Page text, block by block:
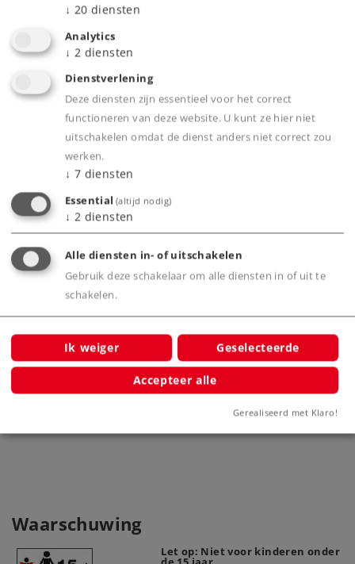
Product
Productinfo
Bijbehorende producten
+ T3
Uitbreidingsset E met handwissels
8190
Waarschuwing
Let op: Niet voor kinderen onder
↓ 20 diensten
Analytics
↓ 2 diensten
Dienstverlening
Deze diensten zijn essentieel voor het correct
functioneren van deze website. U kunt ze hier niet
uitschakelen omdat de dienst anders niet correct zou
werken.
↓ 7 diensten
Essential (altijd nodig)
↓ 2 diensten
Alle diensten in- of uitschakelen
Gebruik deze schakelaar om alle diensten in of uit te
schakelen.
Ik weiger Geselecteerde
Accepteer alle
Gerealiseerd met Klaro!